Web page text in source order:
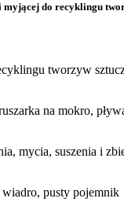
do recyklingu
tworzyw
na mokro,
mycia, suszenia i
pusty pojemnik